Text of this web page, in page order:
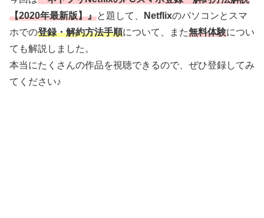
【2020年最新版】』と題して、 Netflixのパソコンとスマ
ホでの登録・解約方法手順について、また無料体験につい
ても解説しました。
本当にたくさんの作品を視聴できるので、ぜひ登録してみ
てください♪